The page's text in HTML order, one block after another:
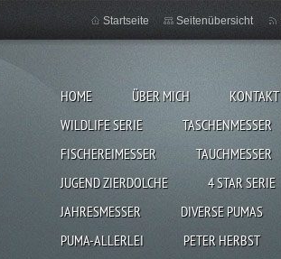
HOME ÜBER MICH KONTAKT
WILDLIFE SERIE
TASCHENMESSER
FISCHEREIMESSER
TAUCHMESSER
JUGEND ZIERDOLCHE
4 STAR SERIE
JAHRESMESSER
DIVERSE PUMAS
PUMA-ALLERLEI
PETER HERBST
Startseite Seitenübersicht